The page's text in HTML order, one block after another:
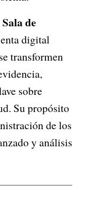
Sala de
digital
transformen
sobre
Su propósito
de los
y análisis